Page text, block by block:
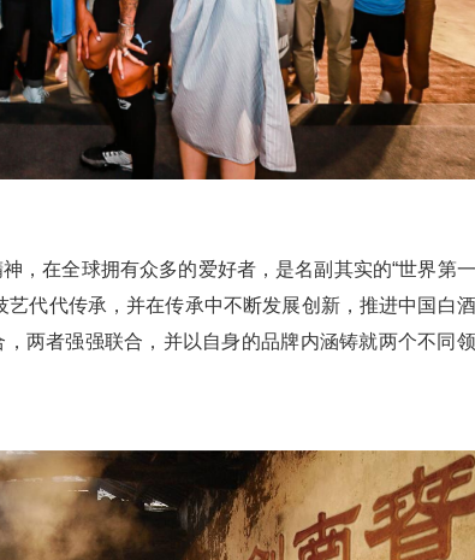
在全球拥有众多的爱好者，是名副其实的“世界第
代代传承，并在传承中不断发展创新，推进中国白
两者强强联合，并以自身的品牌内涵铸就两个不同